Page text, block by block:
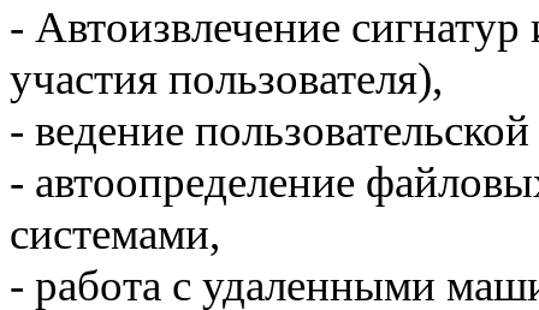
- Автоизвлечение
участия пользователя),
- ведение
- автоопределение
системами,
- работа с удаленными